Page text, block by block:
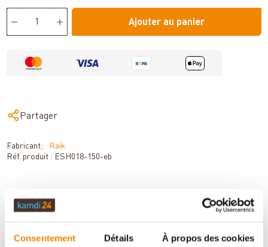
Consentement Détails À propos des cookies
Ajouter au panier
Partager
Fabricant:
Raik
Réf. produit : ESH018-150-eb
DESCRIPTION